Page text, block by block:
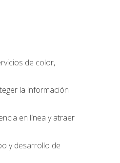
de color,
la información
en línea y atraer
y desarrollo de